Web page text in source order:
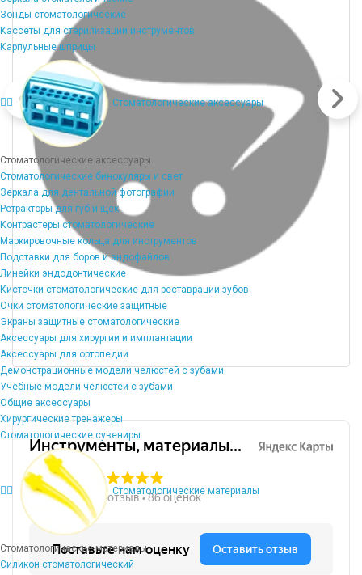
Зонды стоматологические
Кассеты для стерилизации инструментов
Карпульные шприцы
Стоматологические аксессуары
Стоматологические аксессуары
Стоматологические бинокуляры и свет
Зеркала для дентальной фотографии
Ретракторы для губ и щек
Контрастеры стоматологические
Маркировочные кольца для инструментов
Подставки для боров и эндофайлов
Линейки эндодонтические
Кисточки стоматологические для реставрации зубов
Очки стоматологические защитные
Экраны защитные стоматологические
Аксессуары для хирургии и имплантации
Аксессуары для ортопедии
Демонстрационные модели челюстей с зубами
Учебные модели челюстей с зубами
Общие аксессуары
Хирургические тренажеры
Стоматологические сувениры
Стоматологические материалы
Стоматологические материалы
Силикон стоматологический